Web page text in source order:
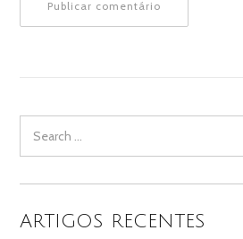
for:
ARTIGOS RECENTES